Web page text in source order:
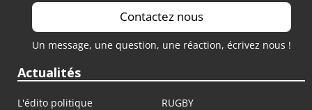
Contactez nous
Un message, une question, une réaction, écrivez nous !
Actualités
L'édito politique
RUGBY